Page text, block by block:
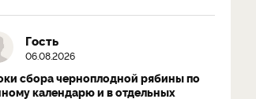
Гость
06.08.2026
сбора черноплодной рябины по
календарю и в отдельных